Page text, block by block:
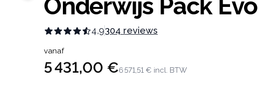
Onderwijs Pack Evo
4,9304 reviews
Product information
vanaf
5 431,00 €6 571,51 € incl. BTW